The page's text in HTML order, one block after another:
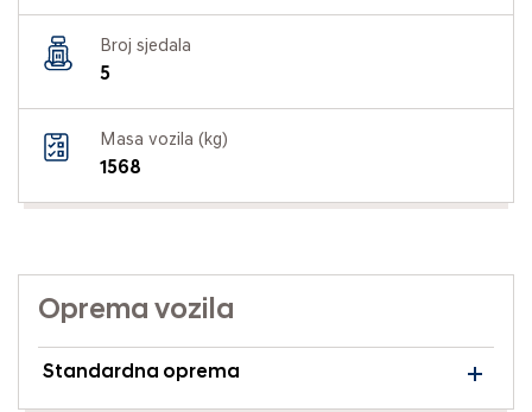
Broj sjedala
5
Masa vozila (kg)
1568
Oprema vozila
Standardna oprema